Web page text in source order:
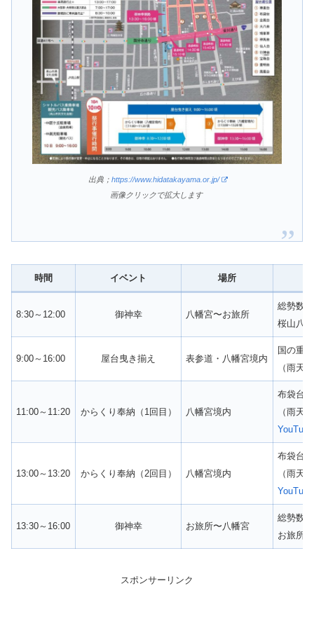
出典； https://www.hidatakayama.or.jp/
画像クリックで拡大します
時間 イベント 場所
8:30～12:00 御神幸 八幡宮〜お旅所
総勢数
桜山八
9:00～16:00 屋台曳き揃え 表参道・八幡宮境内
国の重
（雨天
11:00～11:20 からくり奉納（1回目） 八幡宮境内
布袋台
（雨天
YouTube
13:00～13:20 からくり奉納（2回目） 八幡宮境内
布袋台
（雨天
YouTube
13:30～16:00 御神幸 お旅所〜八幡宮
総勢数
お旅所
スポンサーリンク